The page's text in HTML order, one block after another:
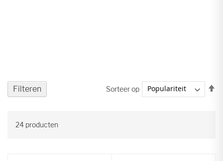
24 producten
Sorteer op
Filteren